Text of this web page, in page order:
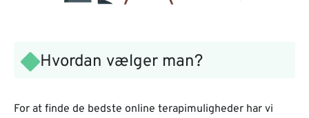
Hvordan vælger man?
For at finde de bedste online terapimuligheder har vi